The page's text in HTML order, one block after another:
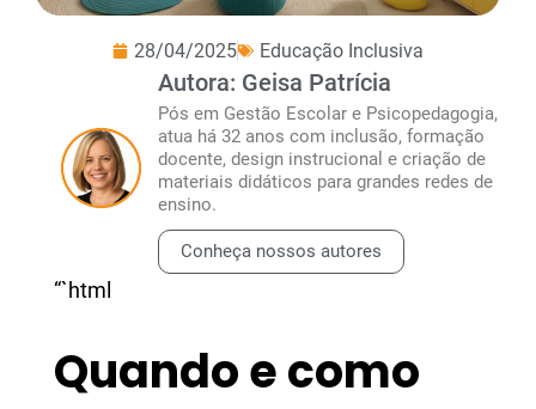
28/04/2025 Educação Inclusiva
Autora: Geisa Patrícia
Pós em Gestão Escolar e Psicopedagogia,
atua há 32 anos com inclusão, formação
docente, design instrucional e criação de
materiais didáticos para grandes redes de
ensino.
Conheça nossos autores
“`html
Quando e como